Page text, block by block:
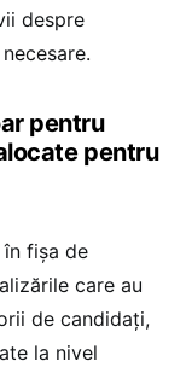
despre
pentru
pentru
în fișa de
care au
de candidați,
la nivel